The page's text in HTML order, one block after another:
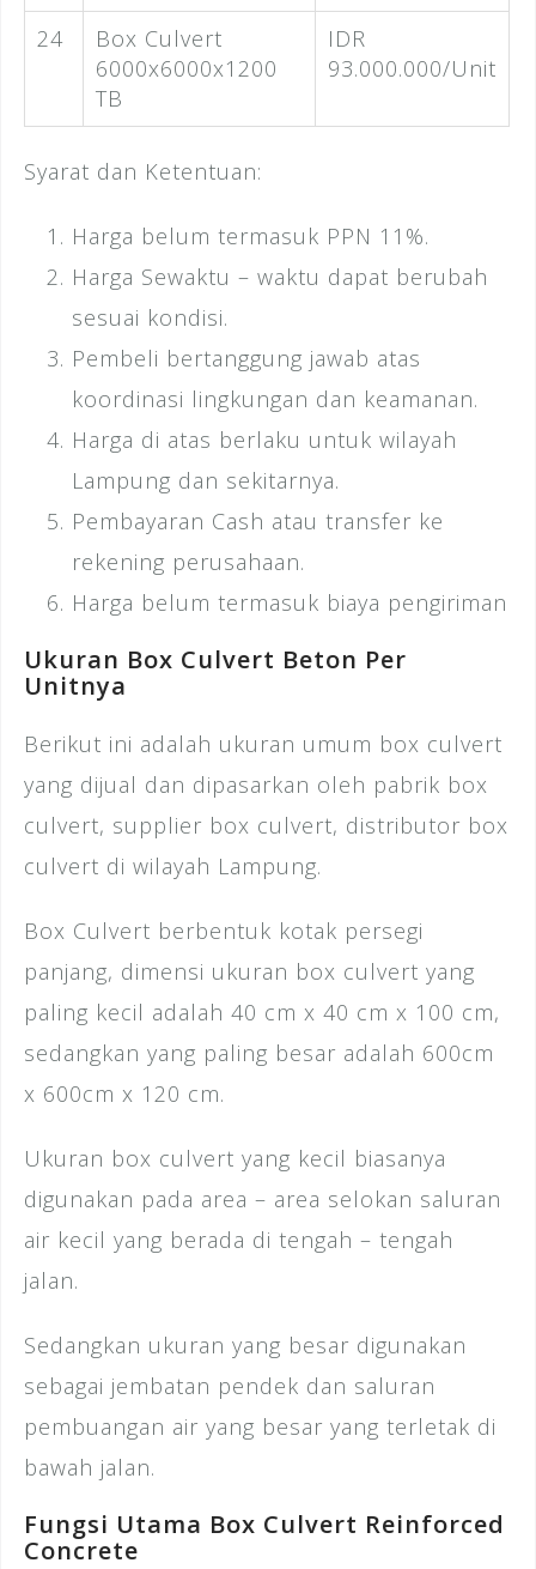
24
Box Culvert
6000x6000x1200
TB
IDR
93.000.000/Unit
Syarat dan Ketentuan:
Harga belum termasuk PPN 11%.
Harga Sewaktu – waktu dapat berubah
sesuai kondisi.
Pembeli bertanggung jawab atas
koordinasi lingkungan dan keamanan.
Harga di atas berlaku untuk wilayah
Lampung dan sekitarnya.
Pembayaran Cash atau transfer ke
rekening perusahaan.
Harga belum termasuk biaya pengiriman
Ukuran Box Culvert Beton Per
Unitnya
Berikut ini adalah ukuran umum box culvert
yang dijual dan dipasarkan oleh pabrik box
culvert, supplier box culvert, distributor box
culvert di wilayah Lampung.
Box Culvert berbentuk kotak persegi
panjang, dimensi ukuran box culvert yang
paling kecil adalah 40 cm x 40 cm x 100 cm,
sedangkan yang paling besar adalah 600cm
x 600cm x 120 cm.
Ukuran box culvert yang kecil biasanya
digunakan pada area – area selokan saluran
air kecil yang berada di tengah – tengah
jalan.
Sedangkan ukuran yang besar digunakan
sebagai jembatan pendek dan saluran
pembuangan air yang besar yang terletak di
bawah jalan.
Fungsi Utama Box Culvert Reinforced
Concrete